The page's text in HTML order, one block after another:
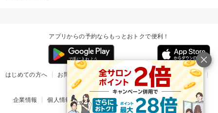
アプリからの予約ならもっとおトクで便利！
はじめての方へ お問い合わせ ヘルプ リリース情報
利用規約
掲載ご希望のサロン様
企業情報 個人情報保護方針 楽天のサービス一覧 アプリ一覧